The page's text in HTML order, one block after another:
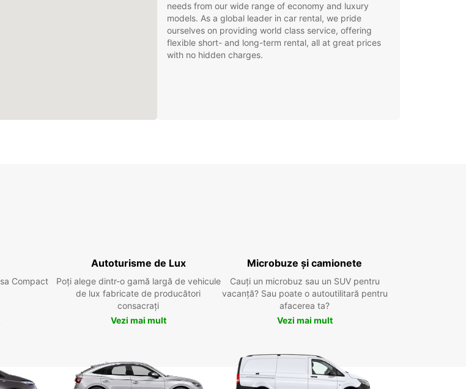
needs from our wide range of economy and luxury
models. As a global leader in car rental, we pride
ourselves on providing world class service, offering
flexible short- and long-term rental, all at great prices
with no hidden charges.
Compact
Autoturisme de Lux
Poți alege dintr-o gamă largă de vehicule
de lux fabricate de producători
consacrați
Vezi mai mult
Microbuze și camionete
Cauți un microbuz sau un SUV pentru
vacanță? Sau poate o autoutilitară pentru
afacerea ta?
Vezi mai mult